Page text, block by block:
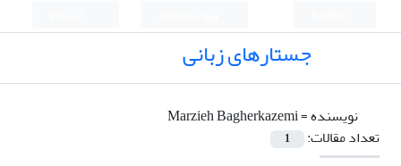
جستارهای زبانی
نویسنده =Marzieh Bagherkazemi
تعداد مقالات:
1